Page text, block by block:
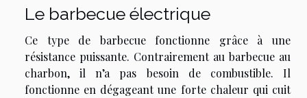
Le barbecue électrique
Ce type de barbecue fonctionne grâce à une
résistance puissante. Contrairement au barbecue au
charbon, il n’a pas besoin de combustible. Il
fonctionne en dégageant une forte chaleur qui cuit